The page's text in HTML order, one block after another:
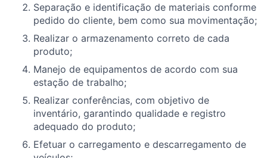
Separação e identificação de materiais conforme
pedido do cliente, bem como sua movimentação;
Realizar o armazenamento correto de cada
produto;
Manejo de equipamentos de acordo com sua
estação de trabalho;
Realizar conferências, com objetivo de
inventário, garantindo qualidade e registro
adequado do produto;
Efetuar o carregamento e descarregamento de